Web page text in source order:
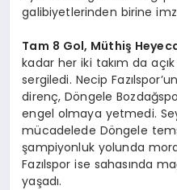
galibiyetlerinden birine
Tam 8 Gol, Müthiş
kadar her iki takım da
sergiledi. Necip
direnç, Döngele
engel olmaya yetmedi.
mücadelede Döngele
şampiyonluk yolunda
Fazılspor ise sahasında
yaşadı.